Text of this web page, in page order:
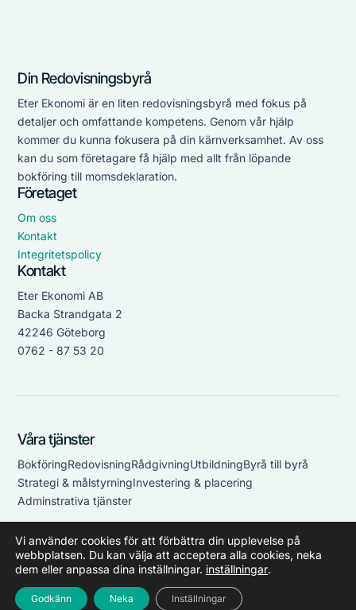
Din Redovisningsbyrå
Eter Ekonomi är en liten redovisningsbyrå med fokus på
detaljer och omfattande kompetens. Genom vår hjälp
kommer du kunna fokusera på din kärnverksamhet. Av oss
kan du som företagare få hjälp med allt från löpande
bokföring till momsdeklaration.
Företaget
Om oss
Kontakt
Integritetspolicy
Kontakt
Eter Ekonomi AB
Backa Strandgata 2
42246 Göteborg
0762 - 87 53 20
Våra tjänster
BokföringRedovisningRådgivningUtbildningByrå till byrå
Strategi & målstyrningInvestering & placering
Adminstrativa tjänster
© 2026 Din Redovisningsbyrå. Alla rättigheter förbehållna.
Vi använder cookies för att förbättra din upplevelse på
webbplatsen. Du kan välja att acceptera alla cookies, neka
dem eller anpassa dina inställningar. inställningar.
Godkänn Neka Inställningar